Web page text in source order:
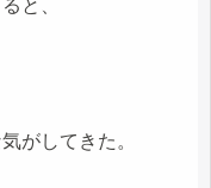
と、
がしてきた。